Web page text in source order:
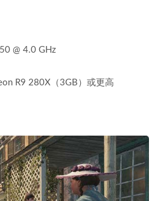
@ 4.0 GHz
R9 280X（3GB）或更高